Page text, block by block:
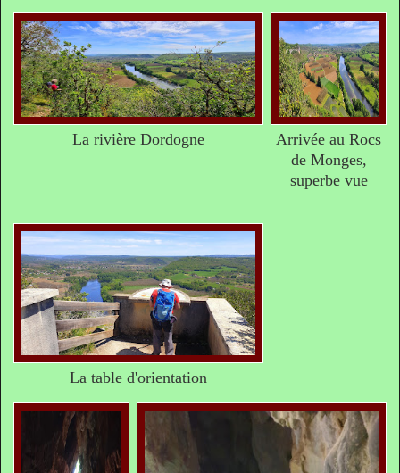
La rivière Dordogne
Arrivée au Rocs
de Monges,
superbe vue
La table d'orientation